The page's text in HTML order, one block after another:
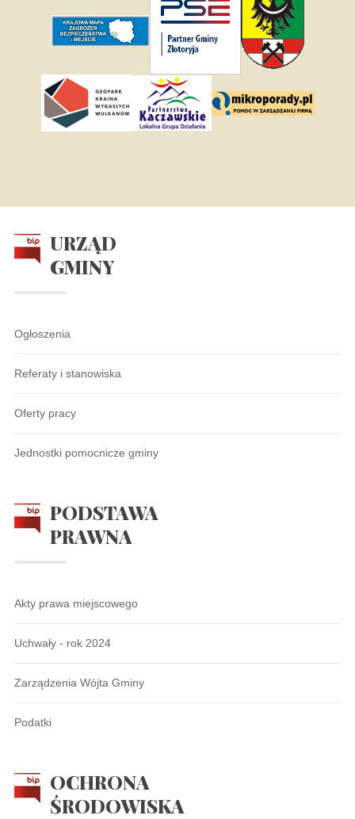
URZĄD
GMINY
Ogłoszenia
Referaty i stanowiska
Oferty pracy
Jednostki pomocnicze gminy
PODSTAWA
PRAWNA
Akty prawa miejscowego
Uchwały - rok 2024
Zarządzenia Wójta Gminy
Podatki
OCHRONA
ŚRODOWISKA